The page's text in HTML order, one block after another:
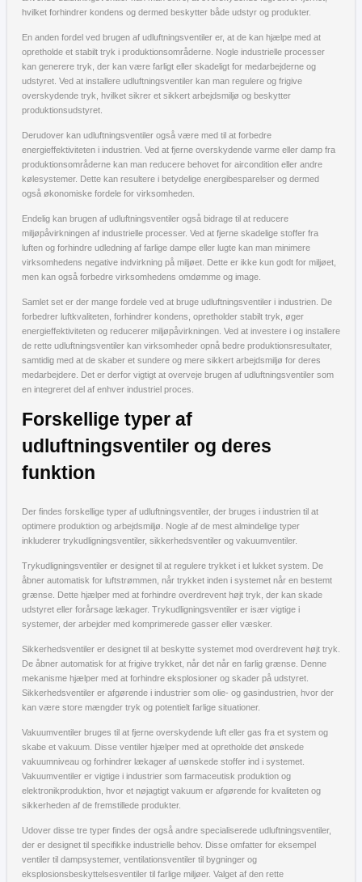
hvilket forhindrer kondens og dermed beskytter både udstyr og produkter.
En anden fordel ved brugen af udluftningsventiler er, at de kan hjælpe med at
opretholde et stabilt tryk i produktionsområderne. Nogle industrielle processer
kan generere tryk, der kan være farligt eller skadeligt for medarbejderne og
udstyret. Ved at installere udluftningsventiler kan man regulere og frigive
overskydende tryk, hvilket sikrer et sikkert arbejdsmiljø og beskytter
produktionsudstyret.
Derudover kan udluftningsventiler også være med til at forbedre
energieffektiviteten i industrien. Ved at fjerne overskydende varme eller damp fra
produktionsområderne kan man reducere behovet for aircondition eller andre
kølesystemer. Dette kan resultere i betydelige energibesparelser og dermed
også økonomiske fordele for virksomheden.
Endelig kan brugen af udluftningsventiler også bidrage til at reducere
miljøpåvirkningen af industrielle processer. Ved at fjerne skadelige stoffer fra
luften og forhindre udledning af farlige dampe eller lugte kan man minimere
virksomhedens negative indvirkning på miljøet. Dette er ikke kun godt for miljøet,
men kan også forbedre virksomhedens omdømme og image.
Samlet set er der mange fordele ved at bruge udluftningsventiler i industrien. De
forbedrer luftkvaliteten, forhindrer kondens, opretholder stabilt tryk, øger
energieffektiviteten og reducerer miljøpåvirkningen. Ved at investere i og installere
de rette udluftningsventiler kan virksomheder opnå bedre produktionsresultater,
samtidig med at de skaber et sundere og mere sikkert arbejdsmiljø for deres
medarbejdere. Det er derfor vigtigt at overveje brugen af udluftningsventiler som
en integreret del af enhver industriel proces.
Forskellige typer af
udluftningsventiler og deres
funktion
Der findes forskellige typer af udluftningsventiler, der bruges i industrien til at
optimere produktion og arbejdsmiljø. Nogle af de mest almindelige typer
inkluderer trykudligningsventiler, sikkerhedsventiler og vakuumventiler.
Trykudligningsventiler er designet til at regulere trykket i et lukket system. De
åbner automatisk for luftstrømmen, når trykket inden i systemet når en bestemt
grænse. Dette hjælper med at forhindre overdrevent højt tryk, der kan skade
udstyret eller forårsage lækager. Trykudligningsventiler er især vigtige i
systemer, der arbejder med komprimerede gasser eller væsker.
Sikkerhedsventiler er designet til at beskytte systemet mod overdrevent højt tryk.
De åbner automatisk for at frigive trykket, når det når en farlig grænse. Denne
mekanisme hjælper med at forhindre eksplosioner og skader på udstyret.
Sikkerhedsventiler er afgørende i industrier som olie- og gasindustrien, hvor der
kan være store mængder tryk og potentielt farlige situationer.
Vakuumventiler bruges til at fjerne overskydende luft eller gas fra et system og
skabe et vakuum. Disse ventiler hjælper med at opretholde det ønskede
vakuumniveau og forhindrer lækager af uønskede stoffer ind i systemet.
Vakuumventiler er vigtige i industrier som farmaceutisk produktion og
elektronikproduktion, hvor et nøjagtigt vakuum er afgørende for kvaliteten og
sikkerheden af de fremstillede produkter.
Udover disse tre typer findes der også andre specialiserede udluftningsventiler,
der er designet til specifikke industrielle behov. Disse omfatter for eksempel
ventiler til dampsystemer, ventilationsventiler til bygninger og
eksplosionsbeskyttelsesventiler til farlige miljøer. Valget af den rette